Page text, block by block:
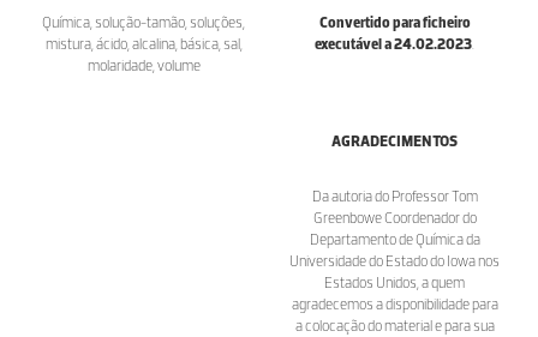
Química, solução-tamão, soluções,
mistura, ácido, alcalina, básica, sal,
molaridade, volume
Convertido para ficheiro
executável a 24.02.2023.
AGRADECIMENTOS
Da autoria do Professor Tom
Greenbowe Coordenador do
Departamento de Química da
Universidade do Estado do Iowa nos
Estados Unidos, a quem
agradecemos a disponibilidade para
a colocação do material e para sua